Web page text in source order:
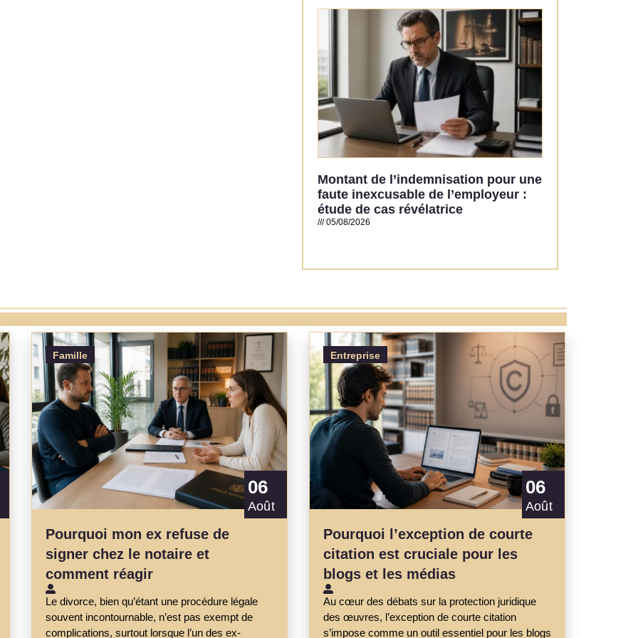
Montant de l’indemnisation pour une
faute inexcusable de l’employeur :
étude de cas révélatrice
05/08/2026
Famille
06
Août
Pourquoi mon ex refuse de
signer chez le notaire et
comment réagir
Le divorce, bien qu’étant une procédure légale
souvent incontournable, n’est pas exempt de
complications, surtout lorsque l’un des ex-
Entreprise
06
Août
Pourquoi l’exception de courte
citation est cruciale pour les
blogs et les médias
Au cœur des débats sur la protection juridique
des œuvres, l’exception de courte citation
s’impose comme un outil essentiel pour les blogs